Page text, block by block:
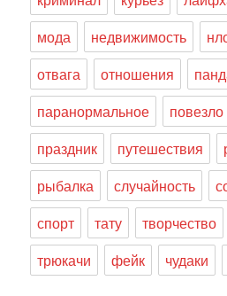
мода
недвижимость
отвага
отношения
паранормальное
повезло
праздник
путешествия
рыбалка
случайность
спорт
тату творчество
трюкачи
фейк чудаки